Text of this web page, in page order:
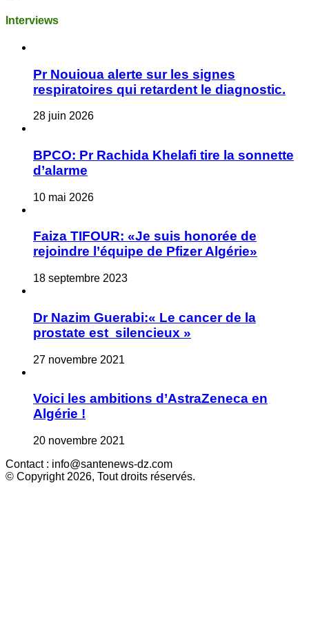
Interviews
Pr Nouioua alerte sur les signes
respiratoires qui retardent le diagnostic.
28 juin 2026
BPCO: Pr Rachida Khelafi tire la sonnette
d’alarme
10 mai 2026
Faiza TIFOUR: «Je suis honorée de
rejoindre l’équipe de Pfizer Algérie»
18 septembre 2023
Dr Nazim Guerabi:« Le cancer de la
prostate est silencieux »
27 novembre 2021
Voici les ambitions d’AstraZeneca en
Algérie !
20 novembre 2021
Contact : info@santenews-dz.com
© Copyright 2026, Tout droits réservés.